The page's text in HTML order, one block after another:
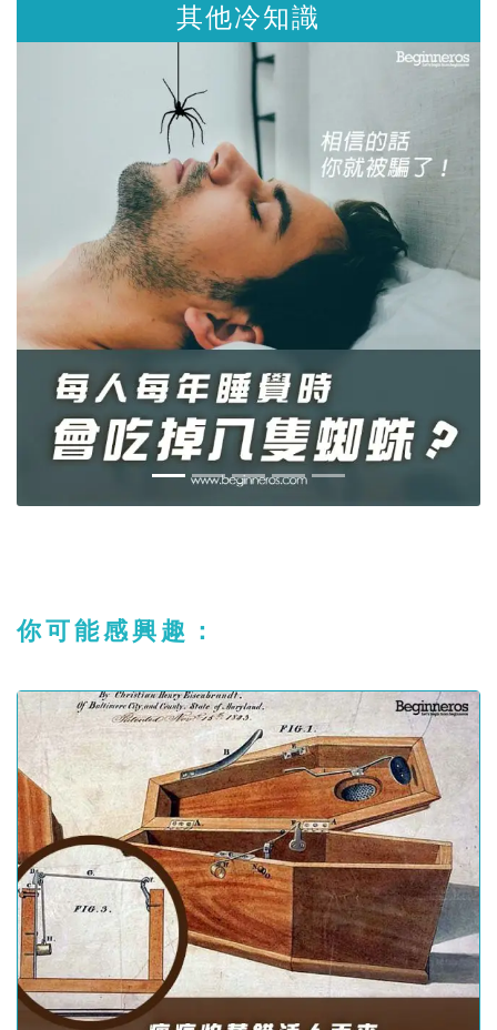
其他冷知識
你可能感興趣：